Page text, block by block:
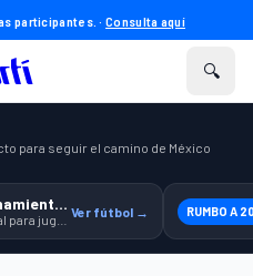
participantes. ·Consulta aquí
🔍
para seguir el camino de México
Previas, entrenamiento y producto Ver fútbol → RUMBO A